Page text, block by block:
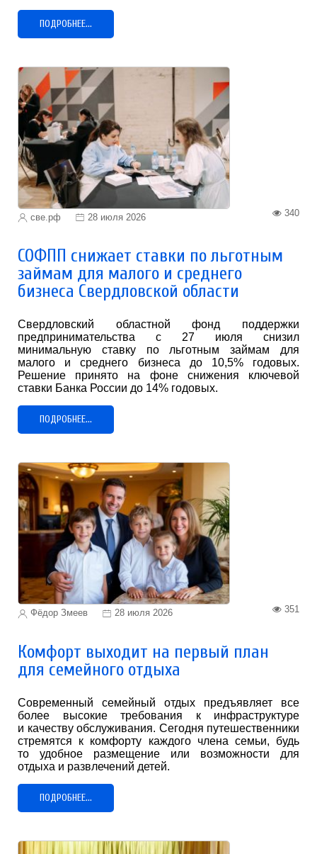
ПОДРОБНЕЕ...
све.рф 28 июля 2026 340
СОФПП снижает ставки по льготным
займам для малого и среднего
бизнеса Свердловской области
Свердловский областной фонд поддержки
предпринимательства с 27 июля снизил
минимальную ставку по льготным займам для
малого и среднего бизнеса до 10,5% годовых.
Решение принято на фоне снижения ключевой
ставки Банка России до 14% годовых.
ПОДРОБНЕЕ...
Фёдор Змеев 28 июля 2026 351
Комфорт выходит на первый план
для семейного отдыха
Современный семейный отдых предъявляет все
более высокие требования к инфраструктуре
и качеству обслуживания. Сегодня путешественники
стремятся к комфорту каждого члена семьи, будь
то удобное размещение или возможности для
отдыха и развлечений детей.
ПОДРОБНЕЕ...